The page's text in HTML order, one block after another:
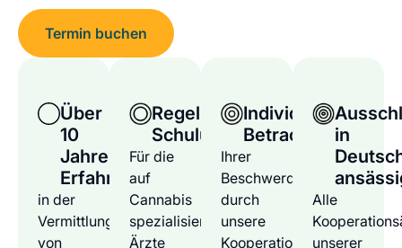
Termin buchen
Über
10
Jahre
Erfahrung
in der
Vermittlung
von
Regelmäßige
Schulungen
Für die
auf
Cannabis
spezialisierten
Ärzte
Individuelle
Betrachtung
Ihrer
Beschwerden
durch
unsere
Kooperationsärzte
in
Alle
unserer